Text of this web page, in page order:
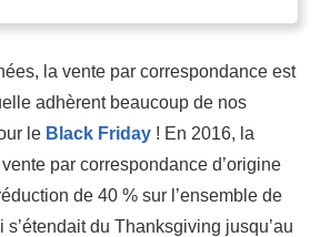
la vente par correspondance est
adhèrent beaucoup de nos
le Black Friday ! En 2016, la
par correspondance d’origine
de 40 % sur l’ensemble de
du Thanksgiving jusqu’au